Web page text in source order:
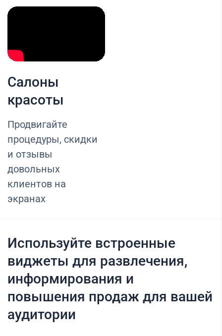
Салоны
красоты
Продвигайте
процедуры, скидки
и отзывы
довольных
клиентов на
экранах
Используйте встроенные
виджеты для развлечения,
информирования и
повышения продаж для вашей
аудитории